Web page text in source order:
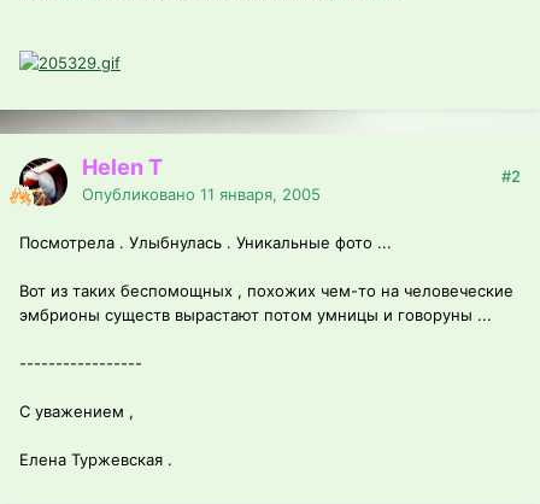
Helen T
Опубликовано 11 января, 2005
#2
Посмотрела . Улыбнулась . Уникальные фото ...
Вот из таких беспомощных , похожих чем-то на человеческие
эмбрионы существ вырастают потом умницы и говоруны ...
-----------------
С уважением ,
Елена Туржевская .